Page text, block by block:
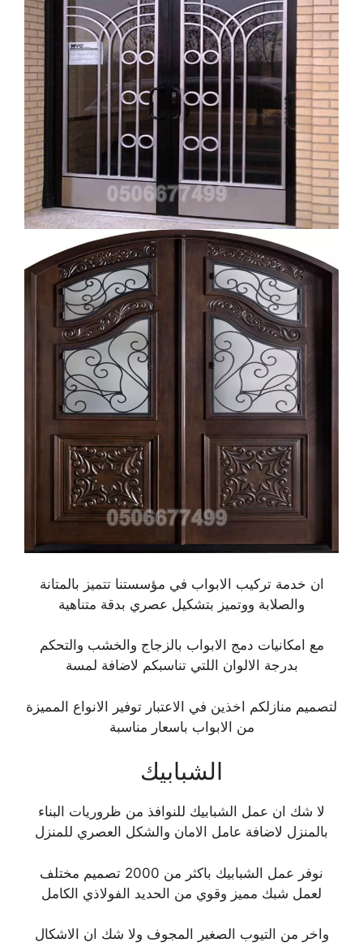
ان خدمة تركيب الابواب في مؤسستنا تتميز بالمتانة
والصلابة ووتميز بتشكيل عصري بدقة متناهية
مع امكانيات دمج الابواب بالزجاج والخشب والتحكم
بدرجة الالوان اللتي تناسبكم لاضافة لمسة
لتصميم منازلكم اخذين في الاعتبار توفير الانواع المميزة
من الابواب باسعار مناسبة
الشبابيك
لا شك ان عمل الشبابيك للنوافذ من ظروريات البناء
بالمنزل لاضافة عامل الامان والشكل العصري للمنزل
نوفر عمل الشبابيك باكثر من 2000 تصميم مختلف
لعمل شبك مميز وقوي من الحديد الفولاذي الكامل
واخر من التيوب الصغير المجوف ولا شك ان الاشكال